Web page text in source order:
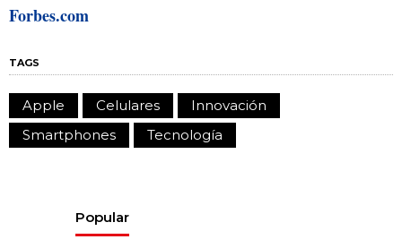
Forbes.com
TAGS
Apple Celulares
Innovación
Smartphones
Tecnología
Popular